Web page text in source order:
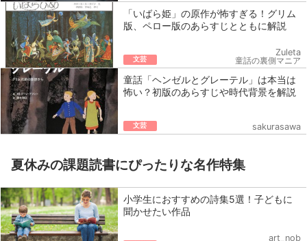
「いばら姫」の原作が怖すぎる！グリム
版、ペロー版のあらすじとともに解説
文芸
Zuleta
童話の裏側マニア
童話「ヘンゼルとグレーテル」は本当は
怖い？初版のあらすじや時代背景を解説
文芸 sakurasawa
夏休みの課題読書にぴったりな名作特集
小学生におすすめの詩集5選！子どもに
聞かせたい作品
art_nob